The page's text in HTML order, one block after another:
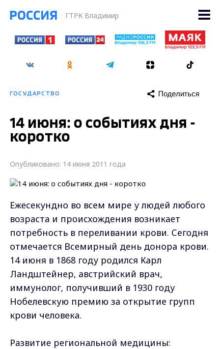
ГТРК Владимир
ГОСУДАРСТВО Поделиться
14 июня: о событиях дня -
коротко
Опубликовано: 14 июня 2011 года
Ежесекундно во всем мире у людей любого
возраста и происхождения возникает
потребность в переливании крови. Сегодня
отмечается Всемирный день донора крови.
14 июня в 1868 году родился Карл
Ландштейнер, австрийский врач,
иммунолог, получивший в 1930 году
Нобелевскую премию за открытие групп
крови человека.
Развитие региональной медицины: